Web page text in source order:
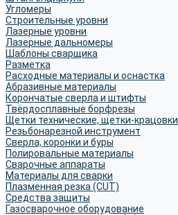
Угломеры
Строительные уровни
Лазерные уровни
Лазерные дальномеры
Шаблоны сварщика
Разметка
Расходные материалы и оснастка
Абразивные материалы
Корончатые сверла и штифты
Твёрдосплавные борфрезы
Щетки технические, щетки-крацовки
Резьбонарезной инструмент
Сверла, коронки и буры
Полировальные материалы
Сварочные аппараты
Материалы для сварки
Плазменная резка (CUT)
Средства защиты
Газосварочное оборудование